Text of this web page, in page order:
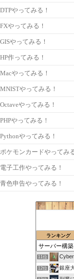
DTPやってみる！
FXやってみる！
GISやってみる！
HP作ってみる！
Macやってみる！
MNISTやってみる！
Octaveやってみる！
PHPやってみる！
Pythonやってみる！
ポケモンカードやってみ
電子工作やってみる！
青色申告やってみる！
ランキング
11位
12位 銀座